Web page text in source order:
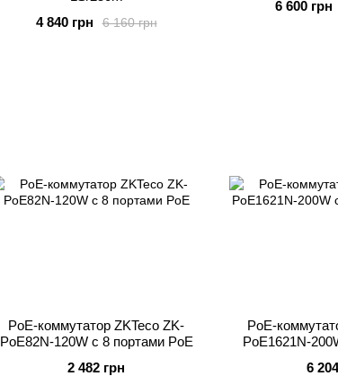
6 160 грн
4 840 грн
6 600 грн
PoE-коммутатор ZKTeco ZK-
PoE82N-120W с 8 портами PoE
2 482 грн
PoE-
PoE1621N-
6